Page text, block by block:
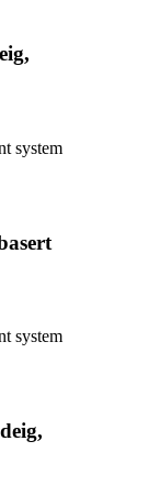
system
system